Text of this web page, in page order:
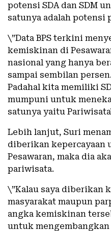
potensi SDA dan SDM
satunya adalah potensi
\”Data BPS terkini
kemiskinan di
nasional yang hanya
sampai sembilan
Padahal kita memiliki
mumpuni untuk
satunya yaitu
Lebih lanjut, Suri
diberikan kepercayaan
Pesawaran, maka dia
pariwisata.
\”Kalau saya diberikan
masyarakat maupun
angka kemiskinan
untuk